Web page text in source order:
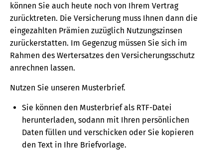
können Sie auch heute noch von Ihrem Vertrag
zurücktreten. Die Versicherung muss Ihnen dann die
eingezahlten Prämien zuzüglich Nutzungszinsen
zurückerstatten. Im Gegenzug müssen Sie sich im
Rahmen des Wertersatzes den Versicherungs­­schutz
anrechnen lassen.
Nutzen Sie unseren Musterbrief.
Sie können den Musterbrief als RTF-Datei
herunterladen, sodann mit Ihren persönlichen
Daten füllen und verschicken oder Sie kopieren
den Text in Ihre Briefvorlage.